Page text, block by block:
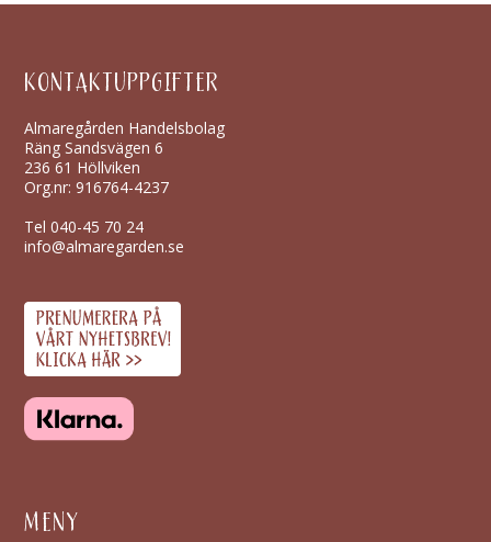
KONTAKTUPPGIFTER
Almaregården Handelsbolag
Räng Sandsvägen 6
236 61 Höllviken
Org.nr: 916764-4237
Tel040-45 70 24
info@almaregarden.se
MENY